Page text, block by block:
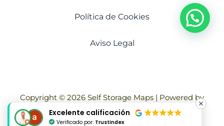
Política de Cookies
Aviso Legal
Copyright © 2026 Self Storage Maps | Powered by
Moreno Cala SEO Local
Excelente calificación
Verificado por: Trustindex